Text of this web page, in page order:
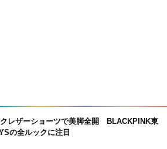
クレザーショーツで美脚全開 BLACKPINK東
の全ルックに注目